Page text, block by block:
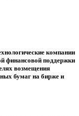
компании
финансовой поддержки
возмещения
бумаг на бирже и